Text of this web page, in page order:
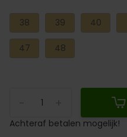
38 39 40
47 48
Achteraf betalen mogelijk!